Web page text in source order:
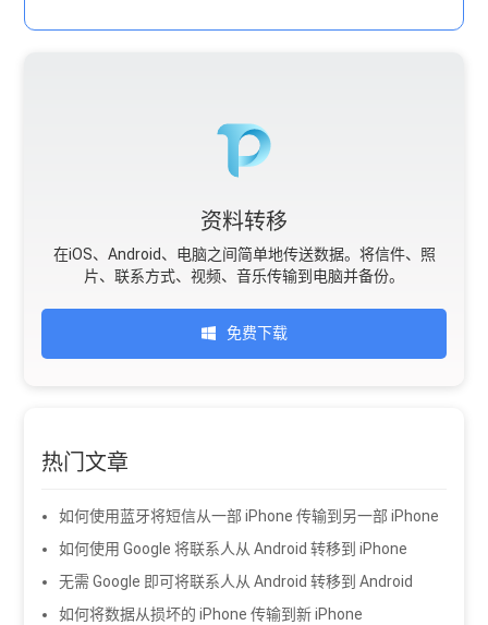
资料转移
在iOS、Android、电脑之间简单地传送数据。将信件、照
片、联系方式、视频、音乐传输到电脑并备份。
免费下载
热门文章
如何使用蓝牙将短信从一部 iPhone 传输到另一部 iPhone
如何使用 Google 将联系人从 Android 转移到 iPhone
无需 Google 即可将联系人从 Android 转移到 Android
如何将数据从损坏的 iPhone 传输到新 iPhone